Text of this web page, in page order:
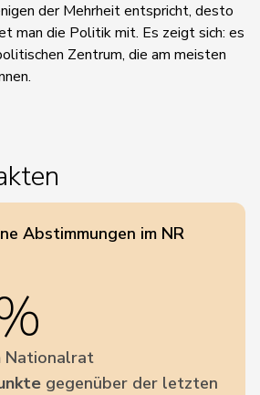
der Mehrheit entspricht, desto
man die Politik mit. Es zeigt sich: es
Zentrum, die am meisten
Abstimmungen im NR
Nationalrat
gegenüber der letzten